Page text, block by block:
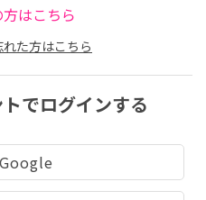
はこちら
た方はこちら
でログインする
Google